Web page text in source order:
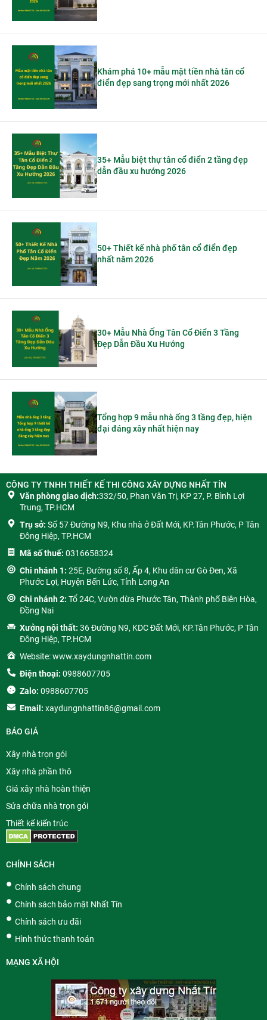
Khám phá 10+ mẫu mặt tiền nhà tân cổ
điển đẹp sang trọng mới nhất 2026
35+ Mẫu biệt thự tân cổ điển 2 tầng đẹp
dẫn đầu xu hướng 2026
50+ Thiết kế nhà phố tân cổ điển đẹp
nhất năm 2026
30+ Mẫu Nhà Ống Tân Cổ Điển 3 Tầng
Đẹp Dẫn Đầu Xu Hướng
Tổng hợp 9 mẫu nhà ống 3 tầng đẹp, hiện
đại đáng xây nhất hiện nay
CÔNG TY TNHH THIẾT KẾ THI CÔNG XÂY DỰNG NHẤT TÍN
Văn phòng giao dịch:332/50, Phan Văn Trị, KP 27, P. Bình Lợi
Trung, TP.HCM
Trụ sở: Số 57 Đường N9, Khu nhà ở Đất Mới, KP.Tân Phước, P Tân
Đông Hiệp, TP.HCM
Mã số thuế: 0316658324
Chi nhánh 1: 25E, Đường số 8, Ấp 4, Khu dân cư Gò Đen, Xã
Phước Lợi, Huyện Bến Lức, Tỉnh Long An
Chi nhánh 2: Tổ 24C, Vườn dừa Phước Tân, Thành phố Biên Hòa,
Đồng Nai
Xưởng nội thất: 36 Đường N9, KDC Đất Mới, KP.Tân Phước, P Tân
Đông Hiệp, TP.HCM
Website: www.xaydungnhattin.com
Điện thoại: 0988607705
Zalo: 0988607705
Email: xaydungnhattin86@gmail.com
BÁO GIÁ
Xây nhà trọn gói
Xây nhà phần thô
Giá xây nhà hoàn thiện
Sửa chữa nhà trọn gói
Thiết kế kiến trúc
CHÍNH SÁCH
Chính sách chung
Chính sách bảo mật Nhất Tín
Chính sách ưu đãi
Hình thức thanh toán
MẠNG XÃ HỘI